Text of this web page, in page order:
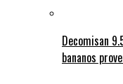
Decomisan
bananos